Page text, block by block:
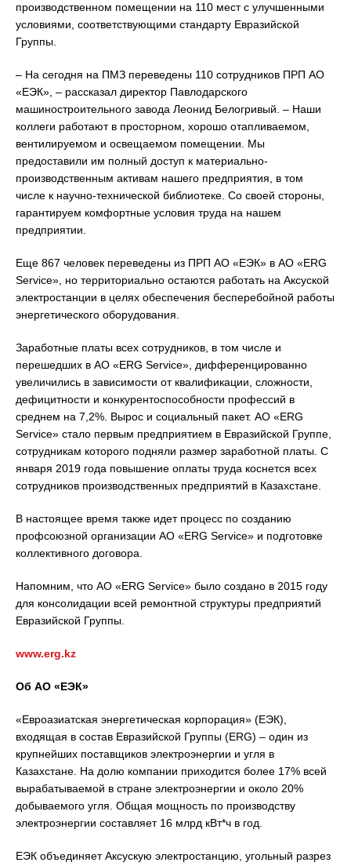
производственном помещении на 110 мест с улучшенными
условиями, соответствующими стандарту Евразийской
Группы.
– На сегодня на ПМЗ переведены 110 сотрудников ПРП АО
«ЕЭК», – рассказал директор Павлодарского
машиностроительного завода Леонид Белогривый. – Наши
коллеги работают в просторном, хорошо отапливаемом,
вентилируемом и освещаемом помещении. Мы
предоставили им полный доступ к материально-
производственным активам нашего предприятия, в том
числе к научно-технической библиотеке. Со своей стороны,
гарантируем комфортные условия труда на нашем
предприятии.
Еще 867 человек переведены из ПРП АО «ЕЭК» в АО «ERG
Service», но территориально остаются работать на Аксуской
электростанции в целях обеспечения бесперебойной работы
энергетического оборудования.
Заработные платы всех сотрудников, в том числе и
перешедших в АО «ERG Service», дифференцированно
увеличились в зависимости от квалификации, сложности,
дефицитности и конкурентоспособности профессий в
среднем на 7,2%. Вырос и социальный пакет. АО «ERG
Service» стало первым предприятием в Евразийской Группе,
сотрудникам которого подняли размер заработной платы. С
января 2019 года повышение оплаты труда коснется всех
сотрудников производственных предприятий в Казахстане.
В настоящее время также идет процесс по созданию
профсоюзной организации AO «ERG Service» и подготовке
коллективного договора.
Напомним, что АО «ERG Service» было создано в 2015 году
для консолидации всей ремонтной структуры предприятий
Евразийской Группы.
www.erg.kz
Об АО «ЕЭК»
«Евроазиатская энергетическая корпорация» (ЕЭК),
входящая в состав Евразийской Группы (ERG) – один из
крупнейших поставщиков электроэнергии и угля в
Казахстане. На долю компании приходится более 17% всей
вырабатываемой в стране электроэнергии и около 20%
добываемого угля. Общая мощность по производству
электроэнергии составляет 16 млрд кВт*ч в год.
ЕЭК объединяет Аксускую электростанцию, угольный разрез